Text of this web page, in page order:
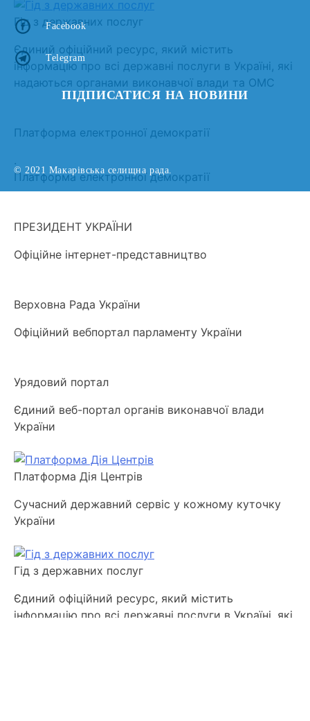
Гід з державних послуг
Єдиний офіційний ресурс, який містить
інформацію про всі державні послуги в Україні, які
надаються органами виконавчої влади та ОМС
Платформа електронної демократії
.
Платформа електронної демократії
ПРЕЗИДЕНТ УКРАЇНИ
Офіційне інтернет-представництво
Верховна Рада України
Офіційний вебпортал парламенту України
Урядовий портал
Єдиний веб-портал органів виконавчої влади
України
Платформа Дія Центрів
Сучасний державний сервіс у кожному куточку
України
Гід з державних послуг
Єдиний офіційний ресурс, який містить
інформацію про всі державні послуги в Україні, які
Facebook
Telegram
ПІДПИСАТИСЯ НА НОВИНИ
© 2021 Макарівська селищна рада.